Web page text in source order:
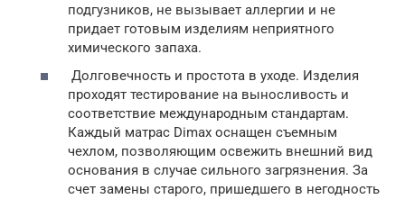
подгузников, не вызывает аллергии и не
придает готовым изделиям неприятного
химического запаха.
Долговечность и простота в уходе. Изделия
проходят тестирование на выносливость и
соответствие международным стандартам.
Каждый матрас Dimax оснащен съемным
чехлом, позволяющим освежить внешний вид
основания в случае сильного загрязнения. За
счет замены старого, пришедшего в негодность